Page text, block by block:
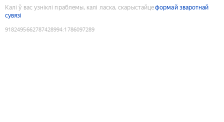
Калі ў вас узніклі праблемы, калі ласка, скарыстайцеформай зваротнай
сувязі
9182495662787428994:1786097289